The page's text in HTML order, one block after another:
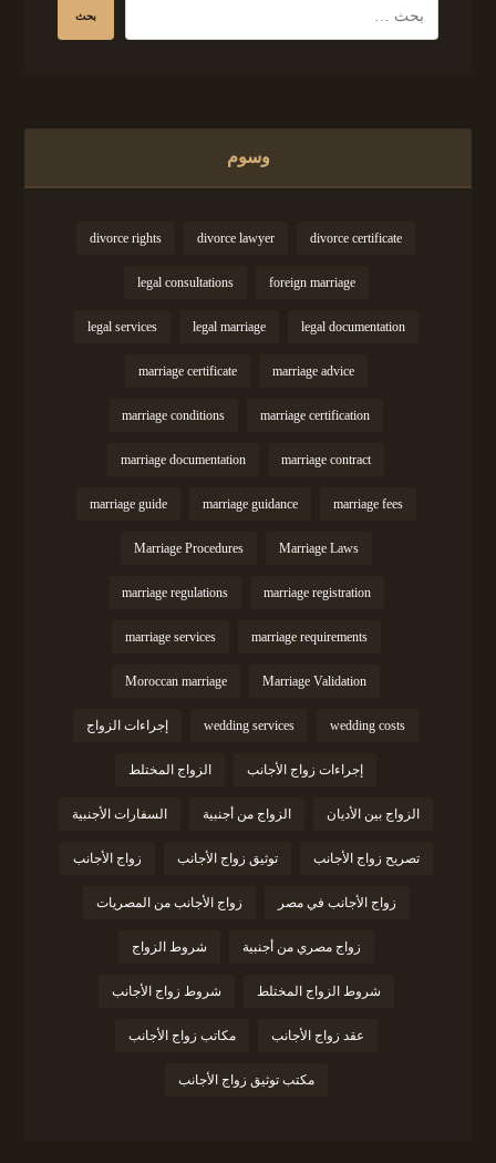
وسوم
divorce certificate
divorce lawyer
divorce rights
foreign marriage
legal consultations
legal documentation
legal marriage
legal services
marriage advice
marriage certificate
marriage certification
marriage conditions
marriage contract
marriage documentation
marriage fees
marriage guidance
marriage guide
Marriage Laws
Marriage Procedures
marriage registration
marriage regulations
marriage requirements
marriage services
Marriage Validation
Moroccan marriage
wedding costs
wedding services إجراءات الزواج
إجراءات زواج الأجانب الزواج المختلط
الزواج بين الأديان الزواج من أجنبية السفارات الأجنبية
تصريح زواج الأجانب توثيق زواج الأجانب زواج الأجانب
زواج الأجانب في مصر زواج الأجانب من المصريات
زواج مصري من أجنبية شروط الزواج
شروط الزواج المختلط شروط زواج الأجانب
عقد زواج الأجانب مكاتب زواج الأجانب
مكتب توثيق زواج الأجانب